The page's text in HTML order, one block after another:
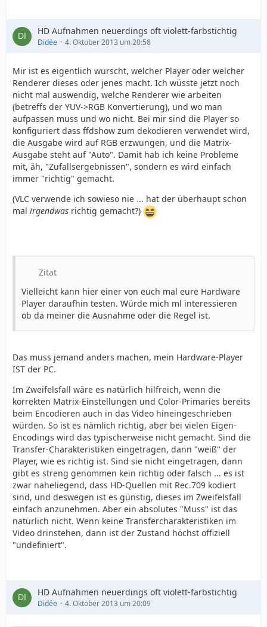
HD Aufnahmen neuerdings oft violett-farbstichtig
Didée 4. Oktober 2013 um 20:58
Mir ist es eigentlich wurscht, welcher Player oder welcher
Renderer dieses oder jenes macht. Ich wüsste jetzt noch
nicht mal auswendig, welche Renderer wie arbeiten
(betreffs der YUV->RGB Konvertierung), und wo man
aufpassen muss und wo nicht. Bei mir sind die Player so
konfiguriert dass ffdshow zum dekodieren verwendet wird,
die Ausgabe wird auf RGB erzwungen, und die Matrix-
Ausgabe steht auf "Auto". Damit hab ich keine Probleme
mit, äh, "Zufallsergebnissen", sondern es wird einfach
immer "richtig" gemacht.
(VLC verwende ich sowieso nie ... hat der überhaupt schon
mal irgendwas richtig gemacht?)
Zitat
Vielleicht kann hier einer von euch mal eure Hardware
Player daraufhin testen. Würde mich ml interessieren
ob da meiner die Ausnahme oder die Regel ist.
Das muss jemand anders machen, mein Hardware-Player
IST der PC.
Im Zweifelsfall wäre es natürlich hilfreich, wenn die
korrekten Matrix-Einstellungen und Color-Primaries bereits
beim Encodieren auch in das Video hineingeschrieben
würden. So ist es nämlich richtig, aber bei vielen Eigen-
Encodings wird das typischerweise nicht gemacht. Sind die
Transfer-Charakteristiken eingetragen, dann "weiß" der
Player, wie es richtig ist. Sind sie nicht eingetragen, dann
gibt es streng genommen kein richtig oder falsch ... es ist
zwar naheliegend, dass HD-Quellen mit Rec.709 kodiert
sind, und deswegen ist es günstig, dieses im Zweifelsfall
einfach anzunehmen. Aber ein absolutes "Muss" ist das
natürlich nicht. Wenn keine Transfercharakteristiken im
Video drinstehen, dann ist der Zustand höchst offiziell
"undefiniert".
HD Aufnahmen neuerdings oft violett-farbstichtig
Didée 4. Oktober 2013 um 20:09